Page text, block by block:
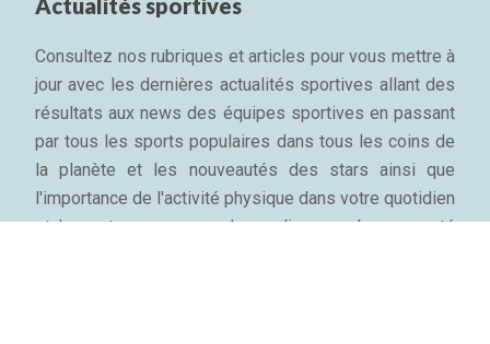
Actualités sportives
Consultez nos rubriques et articles pour vous mettre à
jour avec les dernières actualités sportives allant des
résultats aux news des équipes sportives en passant
par tous les sports populaires dans tous les coins de
la planète et les nouveautés des stars ainsi que
l'importance de l'activité physique dans votre quotidien
et les astuces pour garder sa ligne, sa bonne santé